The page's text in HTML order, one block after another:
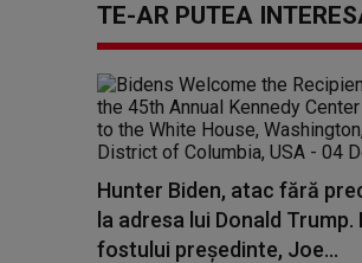
TE-AR PUTEA
Hunter Biden, atac fără
la adresa lui Donald Trump.
fostului președinte, Joe...